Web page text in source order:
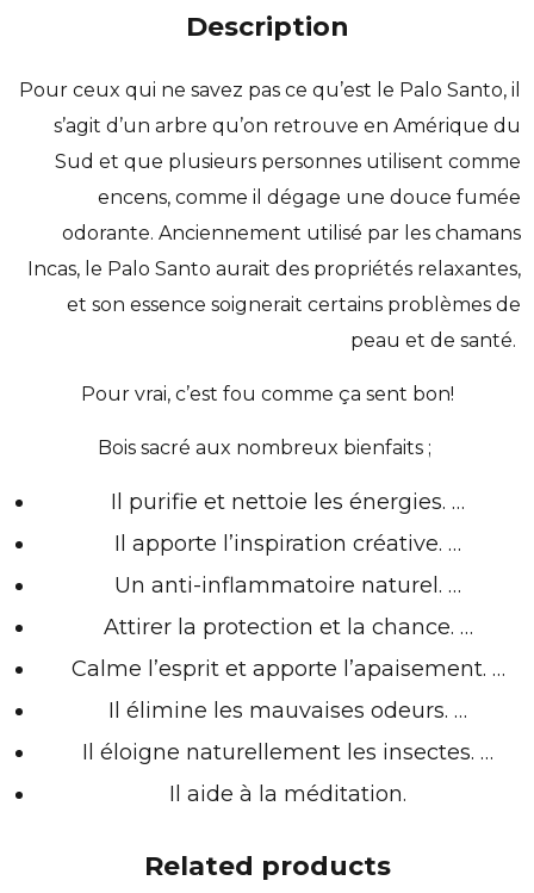
Description
Pour ceux qui ne savez pas ce qu’est le Palo Santo, il
s’agit d’un arbre qu’on retrouve en Amérique du
Sud et que plusieurs personnes utilisent comme
encens, comme il dégage une douce fumée
odorante. Anciennement utilisé par les chamans
Incas, le Palo Santo aurait des propriétés relaxantes,
et son essence soignerait certains problèmes de
peau et de santé.
Pour vrai, c’est fou comme ça sent bon!
Bois sacré aux nombreux bienfaits ;
Il purifie et nettoie les énergies. …
Il apporte l’inspiration créative. …
Un anti-inflammatoire naturel. …
Attirer la protection et la chance. …
Calme l’esprit et apporte l’apaisement. …
Il élimine les mauvaises odeurs. …
Il éloigne naturellement les insectes. …
Il aide à la méditation.
Related products